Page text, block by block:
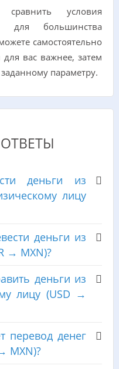
условия
для большинства
самостоятельно
вас важнее, затем
параметру.
деньги из
лицу
деньги из
→ MXN)?
деньги из
лицу (USD →
перевод денег
MXN)?